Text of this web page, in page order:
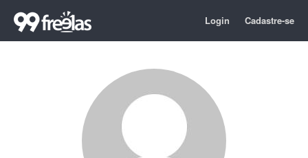
Login Cadastre-se